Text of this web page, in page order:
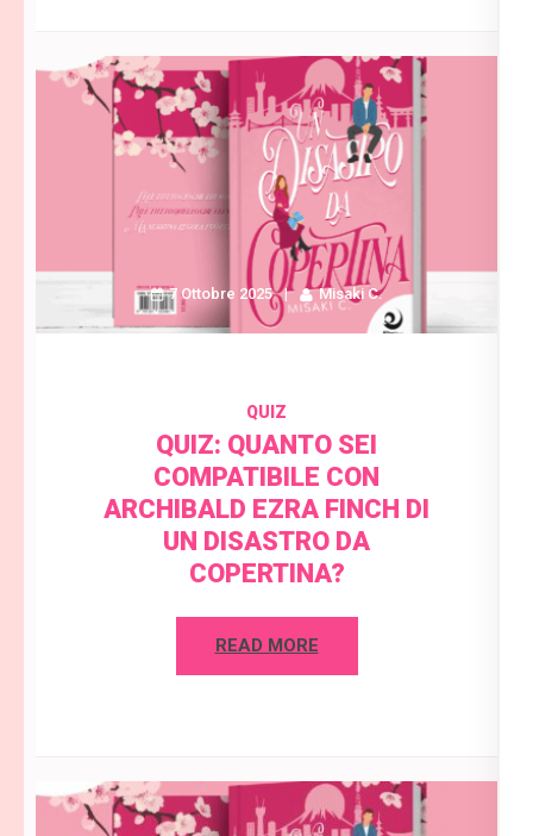
7 Ottobre 2025 Misaki C.
QUIZ
QUIZ: QUANTO SEI
COMPATIBILE CON
ARCHIBALD EZRA FINCH DI
UN DISASTRO DA
COPERTINA?
READ MORE